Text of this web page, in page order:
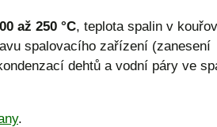
až 250 °C, teplota spalin v
spalovacího zařízení (zanesení
dehtů a vodní páry ve
.